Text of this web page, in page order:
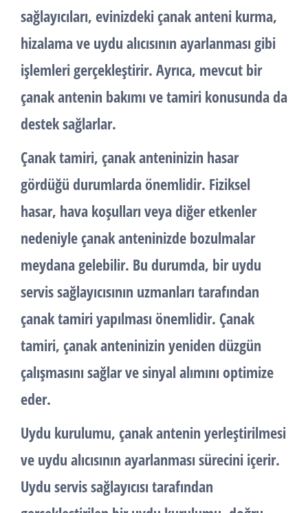
sağlayıcıları, evinizdeki çanak anteni kurma,
hizalama ve uydu alıcısının ayarlanması gibi
işlemleri gerçekleştirir. Ayrıca, mevcut bir
çanak antenin bakımı ve tamiri konusunda da
destek sağlarlar.
Çanak tamiri, çanak anteninizin hasar
gördüğü durumlarda önemlidir. Fiziksel
hasar, hava koşulları veya diğer etkenler
nedeniyle çanak anteninizde bozulmalar
meydana gelebilir. Bu durumda, bir uydu
servis sağlayıcısının uzmanları tarafından
çanak tamiri yapılması önemlidir. Çanak
tamiri, çanak anteninizin yeniden düzgün
çalışmasını sağlar ve sinyal alımını optimize
eder.
Uydu kurulumu, çanak antenin yerleştirilmesi
ve uydu alıcısının ayarlanması sürecini içerir.
Uydu servis sağlayıcısı tarafından